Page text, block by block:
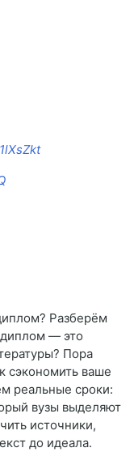
Разберём
диплом — это
Пора
сэкономить ваше
реальные сроки:
вузы выделяют
источники,
до идеала.